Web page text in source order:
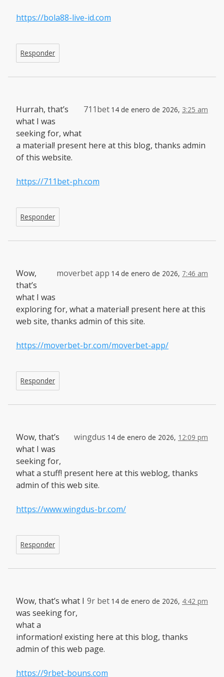
https://bola88-live-id.com
Responder
711bet 14 de enero de 2026, 3:25 am
Hurrah, that’s
what I was
seeking for, what
a material! present here at this blog, thanks admin
of this website.
https://711bet-ph.com
Responder
moverbet app 14 de enero de 2026, 7:46 am
Wow,
that’s
what I was
exploring for, what a material! present here at this
web site, thanks admin of this site.
https://moverbet-br.com/moverbet-app/
Responder
wingdus 14 de enero de 2026, 12:09 pm
Wow, that’s
what I was
seeking for,
what a stuff! present here at this weblog, thanks
admin of this web site.
https://www.wingdus-br.com/
Responder
9r bet 14 de enero de 2026, 4:42 pm
Wow, that’s what I
was seeking for,
what a
information! existing here at this blog, thanks
admin of this web page.
https://9rbet-bouns.com